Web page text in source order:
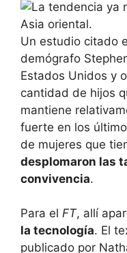
Un estudio citado
demógrafo
Estados Unidos y
cantidad de hijos
mantiene
fuerte en los
de mujeres que
desplomaron las
convivencia.
Para el FT, allí
la tecnología. El
publicado por